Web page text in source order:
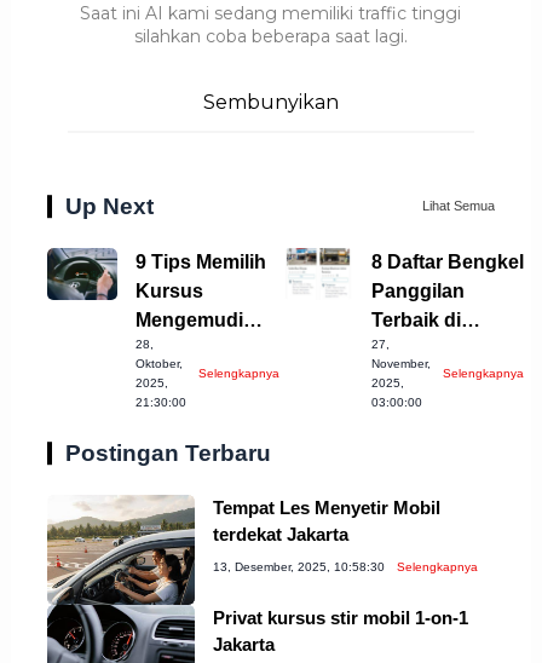
Saat ini AI kami sedang memiliki traffic tinggi
silahkan coba beberapa saat lagi.
Sembunyikan
Up Next Lihat Semua
9 Tips Memilih
Kursus
Mengemudi
Mobil Terbaik di
Cilegon
28,
Oktober,
2025,
21:30:00
Selengkapnya
8 Daftar Bengkel
Panggilan
Terbaik di
Sragen untuk
Anda!
27,
November,
2025,
03:00:00
Selengkapnya
Postingan Terbaru
Tempat Les Menyetir Mobil
terdekat Jakarta
13, Desember, 2025, 10:58:30 Selengkapnya
Privat kursus stir mobil 1-on-1
Jakarta